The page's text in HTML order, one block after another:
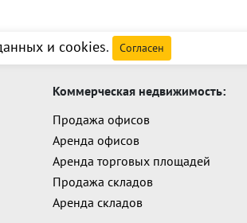
и cookies. Согласен
Коммерческая недвижимость:
Продажа офисов
Аренда офисов
Аренда торговых площадей
Продажа складов
Аренда складов